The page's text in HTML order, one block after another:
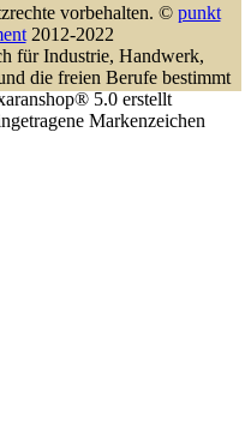
vorbehalten. © punkt
2012-2022
für Industrie, Handwerk,
die freien Berufe bestimmt
5.0 erstellt
Markenzeichen